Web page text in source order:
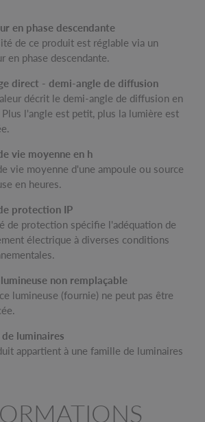
en phase descendante
de ce produit est réglable via un
en phase descendante.
direct - demi-angle de diffusion
décrit le demi-angle de diffusion en
Plus l'angle est petit, plus la lumière est
vie moyenne en h
vie moyenne d'une ampoule ou source
en heures.
protection IP
de protection spécifie l'adéquation de
électrique à diverses conditions
non remplaçable
lumineuse (fournie) ne peut pas être
de luminaires
appartient à une famille de luminaires